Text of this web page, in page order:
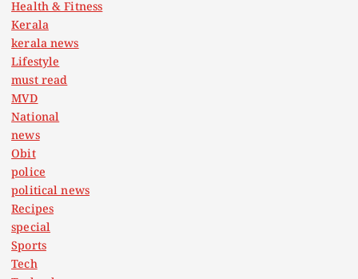
Health & Fitness
Kerala
kerala news
Lifestyle
must read
MVD
National
news
Obit
police
political news
Recipes
special
Sports
Tech